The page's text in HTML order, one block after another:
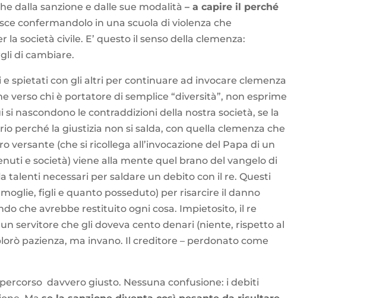
dalla sanzione e dalle sue modalità– a capire il perché
confermandolo in una scuola di violenza che
società civile. E’ questo il senso della clemenza:
di cambiare.
spietati con gli altri per continuare ad invocare clemenza
verso chi è portatore di semplice “diversità”, non esprime
nascondono le contraddizioni della nostra società, se la
perché la giustizia non si salda, con quella clemenza che
(che si ricollega all’invocazione del Papa di un
e società) viene alla mente quel brano del vangelo di
talenti necessari per saldare un debito con il re. Questi
figli e quanto posseduto) per risarcire il danno
che avrebbe restituito ogni cosa. Impietosito, il re
servitore che gli doveva cento denari (niente, rispetto al
pazienza, ma invano. Il creditore – perdonato come
davvero giusto. Nessuna confusione: i debiti